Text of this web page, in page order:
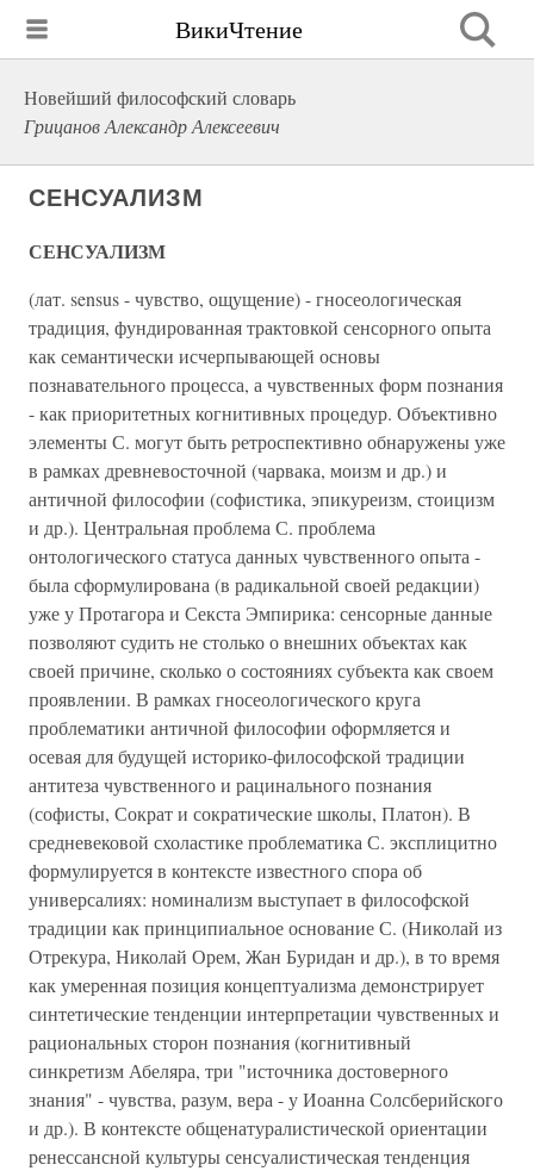
ВикиЧтение
Новейший философский словарь
Грицанов Александр Алексеевич
СЕНСУАЛИЗМ
СЕНСУАЛИЗМ
(лат. sensus - чувство, ощущение) - гносеологическая
традиция, фундированная трактовкой сенсорного опыта
как семантически исчерпывающей основы
познавательного процесса, а чувственных форм познания
- как приоритетных когнитивных процедур. Объективно
элементы С. могут быть ретроспективно обнаружены уже
в рамках древневосточной (чарвака, моизм и др.) и
античной философии (софистика, эпикуреизм, стоицизм
и др.). Центральная проблема С. проблема
онтологического статуса данных чувственного опыта -
была сформулирована (в радикальной своей редакции)
уже у Протагора и Секста Эмпирика: сенсорные данные
позволяют судить не столько о внешних объектах как
своей причине, сколько о состояниях субъекта как своем
проявлении. В рамках гносеологического круга
проблематики античной философии оформляется и
осевая для будущей историко-философской традиции
антитеза чувственного и рацинального познания
(софисты, Сократ и сократические школы, Платон). В
средневековой схоластике проблематика С. эксплицитно
формулируется в контексте известного спора об
универсалиях: номинализм выступает в философской
традиции как принципиальное основание С. (Николай из
Отрекура, Николай Орем, Жан Буридан и др.), в то время
как умеренная позиция концептуализма демонстрирует
синтетические тенденции интерпретации чувственных и
рациональных сторон познания (когнитивный
синкретизм Абеляра, три "источника достоверного
знания" - чувства, разум, вера - у Иоанна Солсберийского
и др.). В контексте общенатуралистической ориентации
ренессансной культуры сенсуалистическая тенденция